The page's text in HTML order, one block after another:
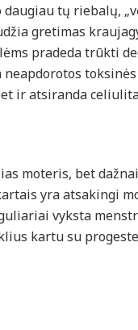
tų riebalų,
gretimas
pradeda trūkti
ir atsiranda
moteris, bet
yra atsakingi
vyksta
kartu su